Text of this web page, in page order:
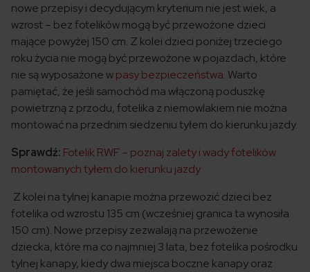
nowe przepisy i decydującym kryterium nie jest wiek, a
wzrost – bez fotelików mogą być przewożone dzieci
mające powyżej 150 cm. Z kolei dzieci poniżej trzeciego
roku życia nie mogą być przewożone w pojazdach, które
nie są wyposażone wpasy bezpieczeństwa. Warto
pamiętać, że jeśli samochód ma włączoną poduszkę
powietrzną z przodu, fotelika z niemowlakiem nie można
montować na przednim siedzeniu tyłem do kierunku jazdy.
Sprawdź: Fotelik RWF – poznaj zalety i wady fotelików
montowanych tyłem do kierunku jazdy
Z kolei na tylnej kanapie można przewozić dzieci bez
fotelika od wzrostu 135 cm (wcześniej granica ta wynosiła
150 cm). Nowe przepisy zezwalają na przewożenie
dziecka, które ma co najmniej 3 lata, bez fotelika pośrodku
tylnej kanapy, kiedy dwa miejsca boczne kanapy oraz